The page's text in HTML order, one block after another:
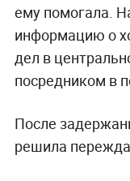
ему помогала.
информацию о
дел в
посредником в
После
решила